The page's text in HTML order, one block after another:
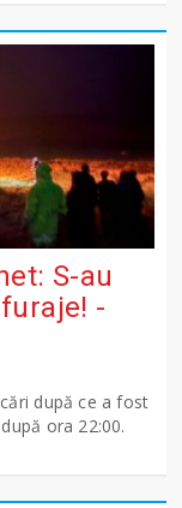
S-au
-
după ce a fost
ora 22:00.